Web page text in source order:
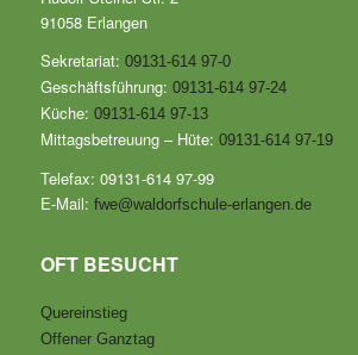
91058 Erlangen
Sekretariat: 09131-614 97-0
Geschäftsführung: 09131-614 97-24
Küche: 09131-614 97-13
Mittagsbetreuung – Hüte: 09131-614 97-19
Telefax: 09131-614 97-99
E-Mail: fwe@waldorfschule-erlangen.de
OFT BESUCHT
Quereinstieg
Offener Ganztag